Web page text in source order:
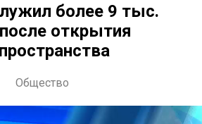
более 9 тыс.
открытия
Общество